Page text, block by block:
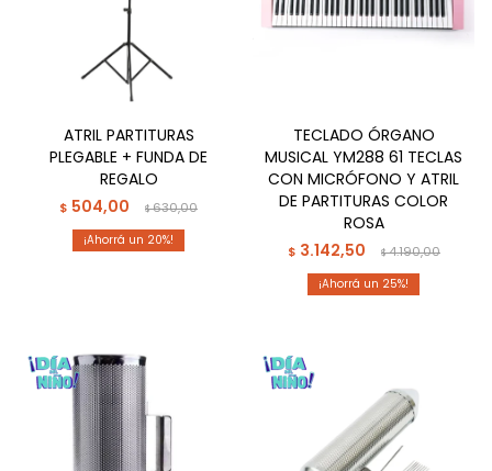
ATRIL PARTITURAS
PLEGABLE + FUNDA DE
REGALO
$ 504,00 $630,00
20
TECLADO ÓRGANO
MUSICAL YM288 61 TECLAS
CON MICRÓFONO Y ATRIL
DE PARTITURAS COLOR
ROSA
$ 3.142,50 $4.190,00
25